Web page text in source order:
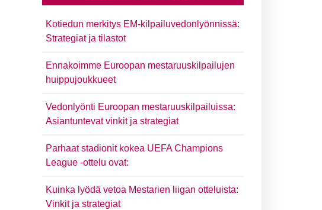
Kotiedun merkitys EM-kilpailuvedonlyönnissä:
Strategiat ja tilastot
Ennakoimme Euroopan mestaruuskilpailujen
huippujoukkueet
Vedonlyönti Euroopan mestaruuskilpailuissa:
Asiantuntevat vinkit ja strategiat
Parhaat stadionit kokea UEFA Champions
League -ottelu ovat:
Kuinka lyödä vetoa Mestarien liigan otteluista:
Vinkit ja strategiat